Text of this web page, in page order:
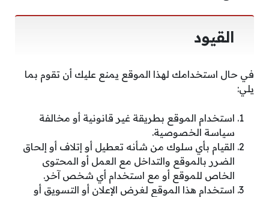
القيود
في حال استخدامك لهذا الموقع يمنع عليك أن تقوم بما
يلي:
استخدام الموقع بطريقة غير قانونية أو مخالفة
سياسة الخصوصية.
القيام بأي سلوك من شأنه تعطيل أو إتلاف أو إلحاق
الضرر بالموقع والتداخل مع العمل أو المحتوى
الخاص للموقع أو مع استخدام أي شخص آخر.
استخدام هذا الموقع لغرض الإعلان أو التسويق أو